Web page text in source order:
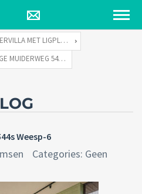
WATERVILLA MET LIGPLAATS
LANGE MUIDERWEG 544S WEESP-6
Weesp-6
Categories: Geen